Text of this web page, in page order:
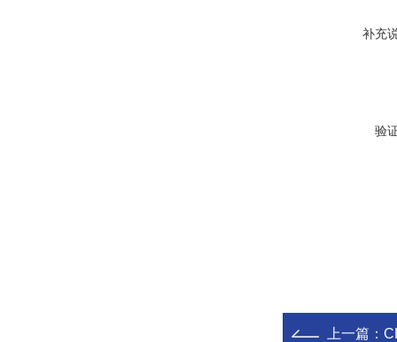
补充
验
上一篇：